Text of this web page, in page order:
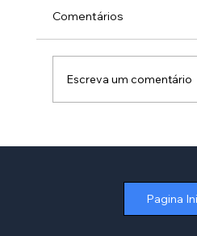
Pagina
Comentários
Escreva um comentário